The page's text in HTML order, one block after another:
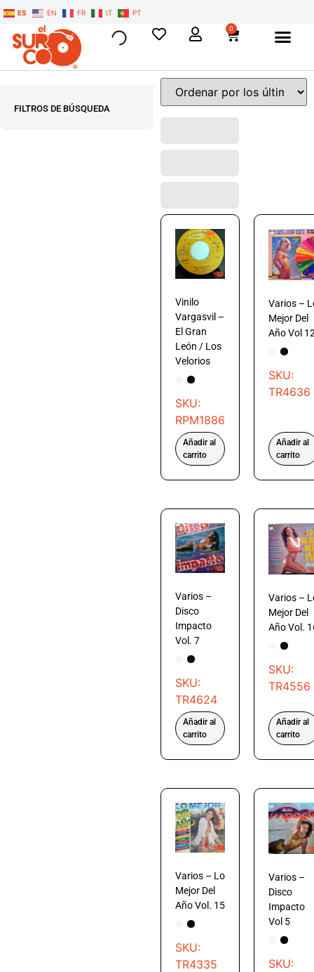
ES EN FR IT PT
0
FILTROS DE BÚSQUEDA
Vinilo
Vargasvil –
El Gran
León / Los
Velorios
SKU:
RPM1886
Añadir al
carrito
Varios –
Mejor Del
Año Vol
SKU:
TR4636
Añadir al
carrito
Varios –
Disco
Impacto
Vol. 7
SKU:
TR4624
Añadir al
carrito
Varios –
Mejor Del
Año Vol.
SKU:
TR4556
Añadir al
carrito
Varios – Lo
Mejor Del
Año Vol. 15
SKU:
TR4335
Varios –
Disco
Impacto
Vol 5
SKU: